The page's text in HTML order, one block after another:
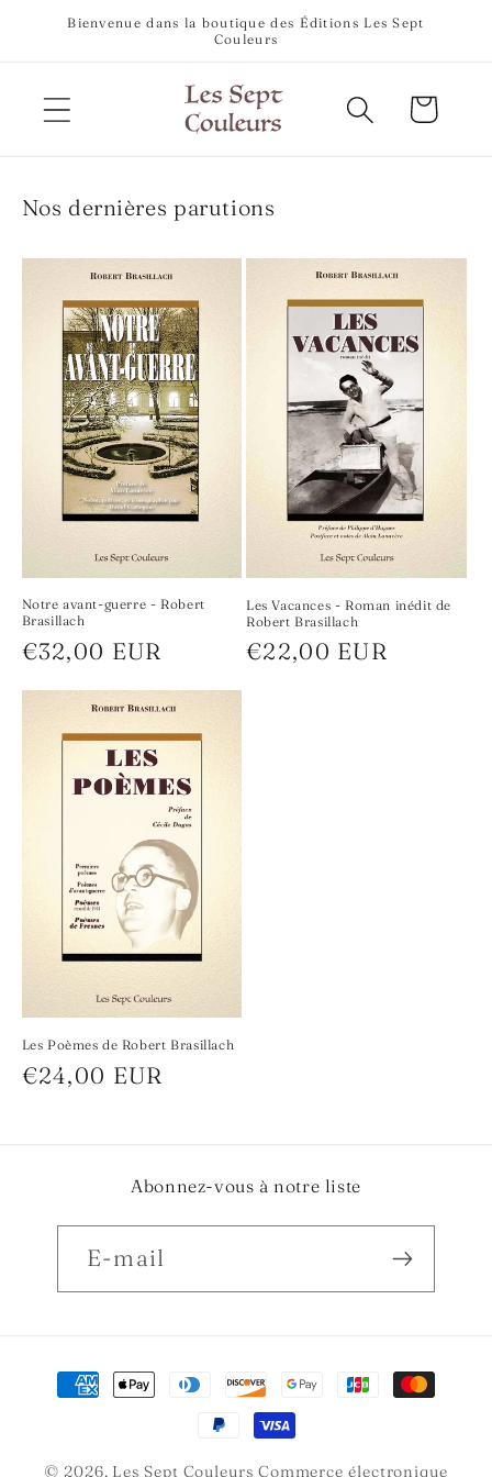
passer
Bienvenue dans la boutique des Éditions Les Sept
Couleurs
Panier
Nos dernières parutions
Notre avant-guerre - Robert
Brasillach
Prix
€32,00 EUR
Les Vacances - Roman inédit de
Robert Brasillach
Prix
€22,00 EUR
Les Poèmes de Robert Brasillach
Prix
€24,00 EUR
Abonnez-vous à notre liste
E-mail
Moyens
de
© 2026, Les Sept Couleurs Commerce électronique